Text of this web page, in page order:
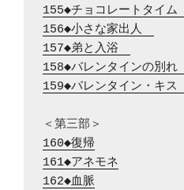
155◆チョコレートタイム
156◆小さな家出人
157◆弟と入浴
158◆バレンタインの別れ
159◆バレンタイン・キス
160◆復帰
161◆アネモネ
162◆血脈